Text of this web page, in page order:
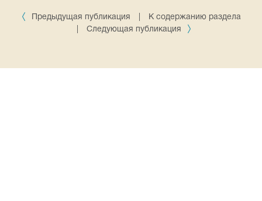
Предыдущая публикация
К содержанию раздела
Следующая публикация